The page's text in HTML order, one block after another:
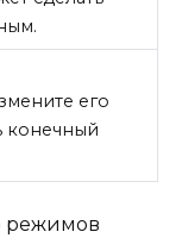
его
конечный
режимов